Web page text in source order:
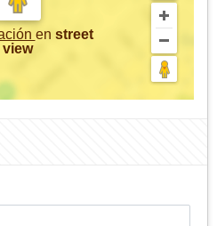
en street
view